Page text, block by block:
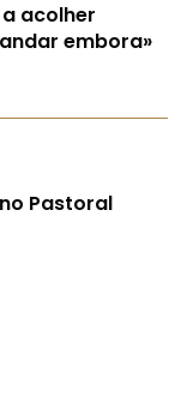
acolher
embora»
Pastoral